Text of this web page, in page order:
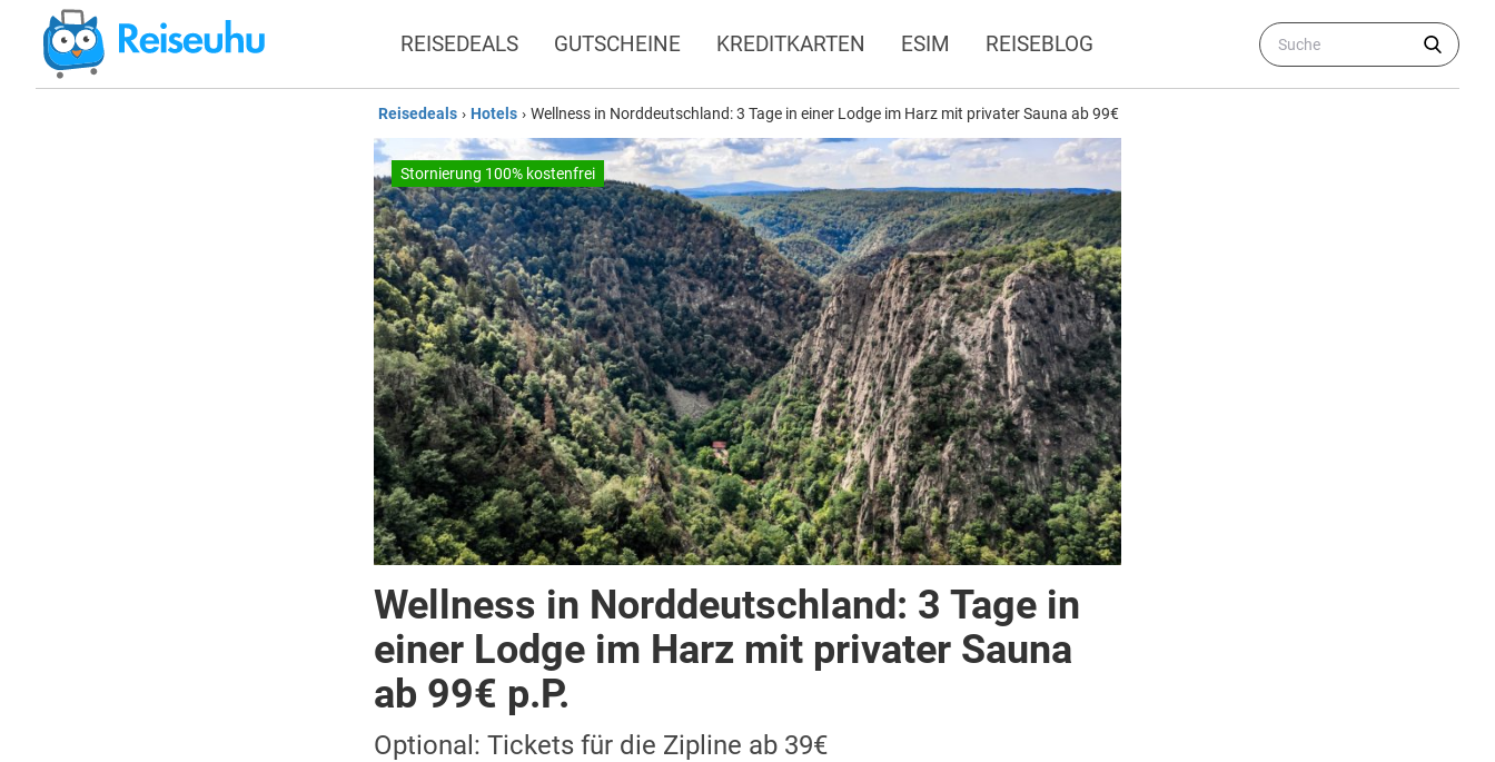
REISEDEALS GUTSCHEINE KREDITKARTEN ESIM REISEBLOG
Reisedeals › Hotels › Wellness in Norddeutschland: 3 Tage in einer Lodge im Harz mit privater Sauna ab 99€ p.P.
Stornierung 100% kostenfrei
Wellness in Norddeutschland: 3 Tage in
einer Lodge im Harz mit privater Sauna
ab 99€ p.P.
Optional: Tickets für die Zipline ab 39€